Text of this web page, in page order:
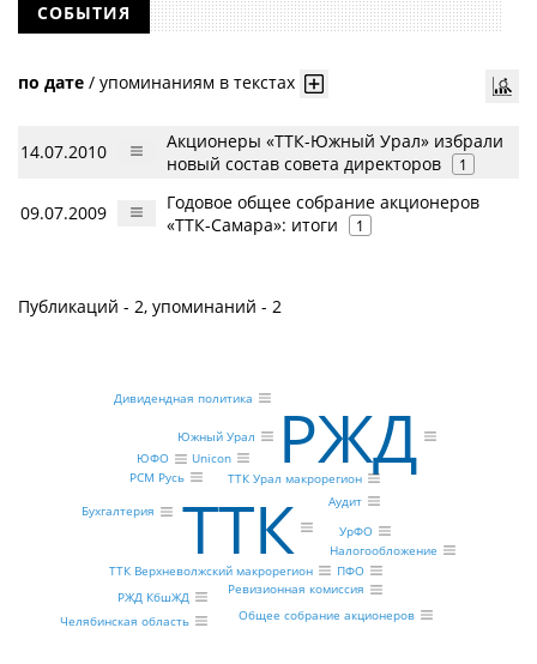
СОБЫТИЯ
по дате / упоминаниям в текстах
14.07.2010
Акционеры «ТТК-Южный Урал» избрали
новый состав совета директоров
1
09.07.2009
Годовое общее собрание акционеров
«ТТК-Самара»: итоги
1
Публикаций - 2, упоминаний - 2
ТТК
РЖД
ТТК Урал макрорегион
ТТК Верхневолжский макрорегион
Unicon
РЖД КбшЖД
РСМ Русь
Ревизионная комиссия
Южный Урал
Челябинская область
ЮФО
ПФО
УрФО
Бухгалтерия
Аудит
Общее собрание акционеров
Дивидендная политика
Налогообложение